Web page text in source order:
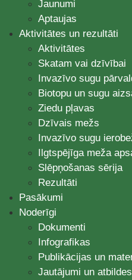
Jaunumi
Aptaujas
Aktivitātes un rezultāti
Aktivitātes
Skatam vai dzīvībai
Invazīvo sugu
Biotopu un sugu
Ziedu pļavas
Dzīvais mežs
Invazīvo sugu
Ilgtspējīga meža
Slēpņošanas sērija
Rezultāti
Pasākumi
Noderīgi
Dokumenti
Infografikas
Publikācijas un
Jautājumi un atbildes